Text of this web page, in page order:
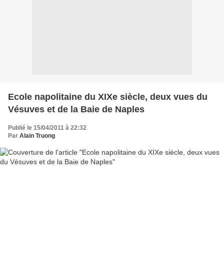
Ecole napolitaine du XIXe siècle, deux vues du
Vésuves et de la Baie de Naples
Publié le 15/04/2011 à 22:32
Par Alain Truong